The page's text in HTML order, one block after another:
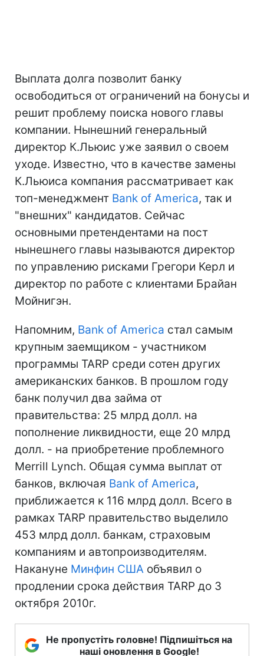
Выплата долга позволит банку
освободиться от ограничений на бонусы и
решит проблему поиска нового главы
компании. Нынешний генеральный
директор К.Льюис уже заявил о своем
уходе. Известно, что в качестве замены
К.Льюиса компания рассматривает как
топ-менеджмент Bank of America, так и
"внешних" кандидатов. Сейчас
основными претендентами на пост
нынешнего главы называются директор
по управлению рисками Грегори Керл и
директор по работе с клиентами Брайан
Мойнигэн.
Напомним, Bank of America стал самым
крупным заемщиком - участником
программы TARP среди сотен других
американских банков. В прошлом году
банк получил два займа от
правительства: 25 млрд долл. на
пополнение ликвидности, еще 20 млрд
долл. - на приобретение проблемного
Merrill Lynch. Общая сумма выплат от
банков, включая Bank of America,
приближается к 116 млрд долл. Всего в
рамках TARP правительство выделило
453 млрд долл. банкам, страховым
компаниям и автопроизводителям.
Накануне Минфин США объявил о
продлении срока действия TARP до 3
октября 2010г.
Не пропустіть головне! Підпишіться на
наші оновлення в Google!